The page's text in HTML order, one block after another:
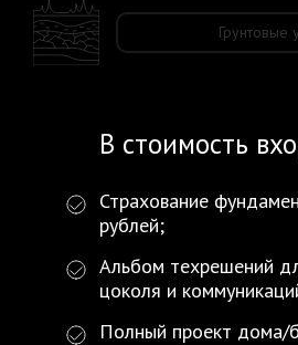
Грунтовые
В стоимость
Страхование
рублей;
Альбом техрешений
цоколя и
Полный проект дома/